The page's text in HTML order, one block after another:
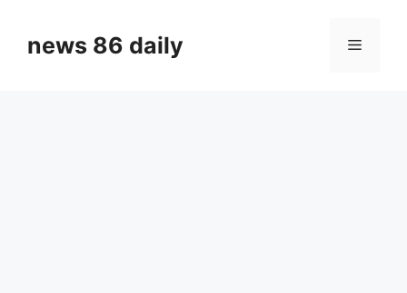
contentnews 86 daily Menu